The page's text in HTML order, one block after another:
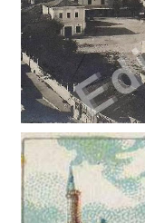
AHİ ÇELEBİ